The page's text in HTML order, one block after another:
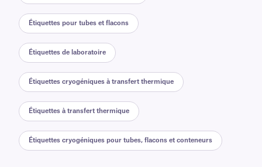
Étiquettes pour tubes et flacons
Étiquettes de laboratoire
Étiquettes cryogéniques à transfert thermique
Étiquettes à transfert thermique
Étiquettes cryogéniques pour tubes, flacons et conteneurs